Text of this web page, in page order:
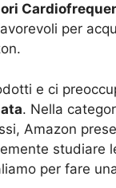
per
e ci
. Nella
Amazon
studiare
per fare